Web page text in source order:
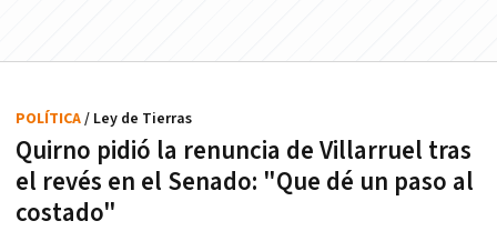
Quirno pidió la renuncia de Villarruel tras
el revés en el Senado: "Que dé un paso al
costado"
POLÍTICA/ Ley de Tierras